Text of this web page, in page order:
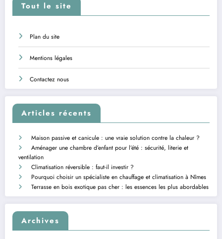
Tout le site
Plan du site
Mentions légales
Contactez nous
Articles récents
Maison passive et canicule : une vraie solution contre la chaleur ?
Aménager une chambre d’enfant pour l’été : sécurité, literie et
ventilation
Climatisation réversible : faut-il investir ?
Pourquoi choisir un spécialiste en chauffage et climatisation à Nîmes
Terrasse en bois exotique pas cher : les essences les plus abordables
Archives